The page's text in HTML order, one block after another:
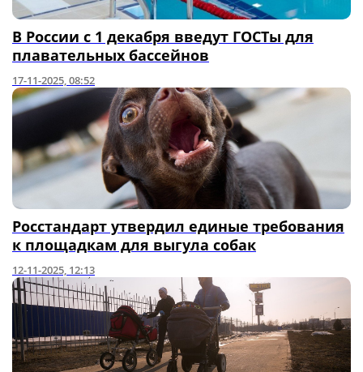
В России с 1 декабря введут ГОСТы для
плавательных бассейнов
17-11-2025, 08:52
Росстандарт утвердил единые требования
к площадкам для выгула собак
12-11-2025, 12:13